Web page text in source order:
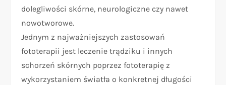
dolegliwości skórne, neurologiczne czy nawet
nowotworowe.
Jednym z najważniejszych zastosowań
fototerapii jest leczenie trądziku i innych
schorzeń skórnych poprzez fototerapię z
wykorzystaniem światła o konkretnej długości